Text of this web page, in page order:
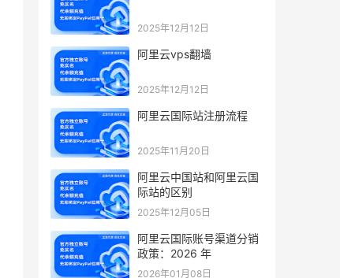
2025年12月12日
阿里云vps翻墙
2025年12月12日
阿里云国际站注册流程
2025年11月20日
阿里云中国站和阿里云国
际站的区别
2025年12月05日
阿里云国际账号渠道分销
政策：2026 年
2026年01月08日